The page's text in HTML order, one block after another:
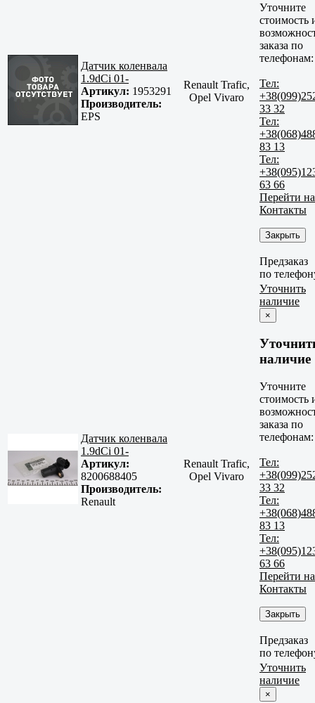
Датчик коленвала
1.9dCi 01-
Артикул: 1953291
Производитель:
EPS
Renault Trafic,
Opel Vivaro
Уточните
стоимость
заказа по
телефонам:
Тел:
33 32
Тел:
83 13
Тел:
63 66
Перейти на
Контакты
Закрыть
Предзаказ
по
Датчик коленвала
1.9dCi 01-
Артикул:
8200688405
Производитель:
Renault
Renault Trafic,
Opel Vivaro
Уточнить
наличие
×
наличие
Уточните
стоимость
заказа по
телефонам:
Тел:
33 32
Тел:
83 13
Тел:
63 66
Перейти на
Контакты
Закрыть
Предзаказ
по
Уточнить
наличие
×